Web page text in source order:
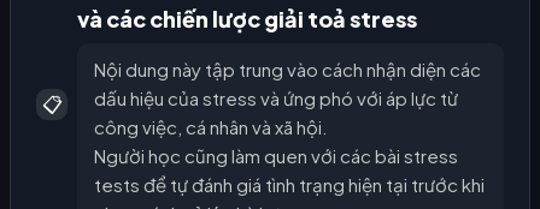
📋
và các chiến lược giải toả stress
Nội dung này tập trung vào cách nhận diện các
dấu hiệu của stress và ứng phó với áp lực từ
công việc, cá nhân và xã hội.
Người học cũng làm quen với các bài stress
tests để tự đánh giá tình trạng hiện tại trước khi